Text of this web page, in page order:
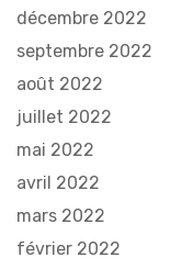
décembre 2022
septembre 2022
août 2022
juillet 2022
mai 2022
avril 2022
mars 2022
février 2022